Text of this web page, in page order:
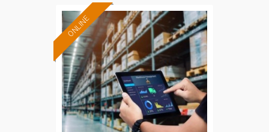
ONLINE
Formación 100%
subvencionada.
Para desempleados,
trabajadores y autónomos.
Sector
-Grandes Almacenes.